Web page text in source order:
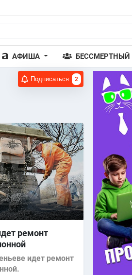
АФИША БЕССМЕРТНЫЙ
Подписаться 2
ремонт
идет ремонт